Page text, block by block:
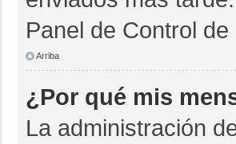
Panel de Control de
Arriba
¿Por qué mis
La administración